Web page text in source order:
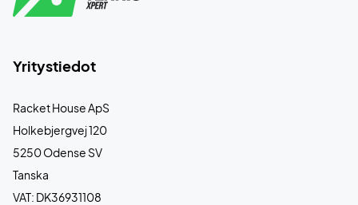
Yritystiedot
Racket House ApS
Holkebjergvej 120
5250 Odense SV
Tanska
VAT: DK36931108